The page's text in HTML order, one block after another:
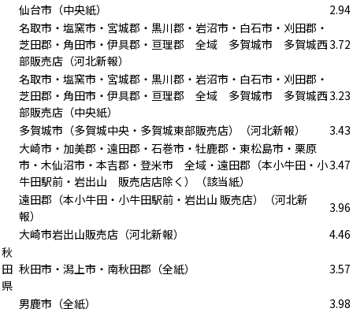
仙台市（中央紙）
2.94
名取市・塩窯市・宮城郡・黒川郡・岩沼市・白石市・刈田郡・
芝田郡・角田市・伊具郡・亘理郡 全域 多賀城市 多賀城西
部販売店（河北新報）
3.72
名取市・塩窯市・宮城郡・黒川郡・岩沼市・白石市・刈田郡・
芝田郡・角田市・伊具郡・亘理郡 全域 多賀城市 多賀城西
部販売店（中央紙）
3.23
多賀城市（多賀城中央・多賀城東部販売店）（河北新報）
3.43
大崎市・加美郡・遠田郡・石巻市・牡鹿郡・東松島市・栗原
市・木仙沼市・本吉郡・登米市 全域・遠田郡（本小牛田・小
牛田駅前・岩出山 販売店店除く）（該当紙）
3.47
遠田郡（本小牛田・小牛田駅前・岩出山 販売店）（河北新
報）
3.96
大崎市岩出山販売店（河北新報）
4.46
秋
田
県
秋田市・潟上市・南秋田郡（全紙） 3.57
男鹿市（全紙）
3.98